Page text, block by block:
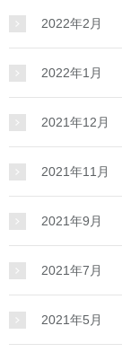
2022年2月
2022年1月
2021年12月
2021年11月
2021年9月
2021年7月
2021年5月